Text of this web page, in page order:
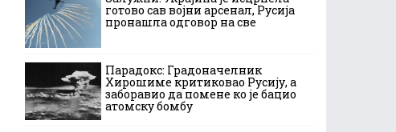
готово сав војни арсенал, Русија
пронашла одговор на све
Парадокс: Градоначелник
Хирошиме критиковао Русију, а
заборавио да помене ко је бацио
атомску бомбу